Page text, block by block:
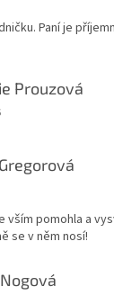
Paní je
Prouzová
obchodu je 5 z 5
obchodu je 5 z 5
vším pomohla a
se v něm nosí!
obchodu je 5 z 5